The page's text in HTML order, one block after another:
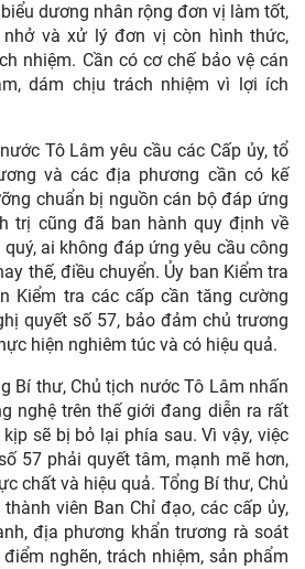
dương nhân rộng đơn vị làm tốt,
nhở và xử lý đơn vị còn hình thức,
nhiệm. Cần có cơ chế bảo vệ cán
dám chịu trách nhiệm vì lợi ích
Tô Lâm yêu cầu các Cấp ủy, tổ
và các địa phương cần có kế
chuẩn bị nguồn cán bộ đáp ứng
trị cũng đã ban hành quy định về
ai không đáp ứng yêu cầu công
thế, điều chuyển. Ủy ban Kiểm tra
Kiểm tra các cấp cần tăng cường
quyết số 57, bảo đảm chủ trương
hiện nghiêm túc và có hiệu quả.
Bí thư, Chủ tịch nước Tô Lâm nhấn
nghệ trên thế giới đang diễn ra rất
sẽ bị bỏ lại phía sau. Vì vậy, việc
57 phải quyết tâm, mạnh mẽ hơn,
chất và hiệu quả. Tổng Bí thư, Chủ
viên Ban Chỉ đạo, các cấp ủy,
địa phương khẩn trương rà soát
nghẽn, trách nhiệm, sản phẩm